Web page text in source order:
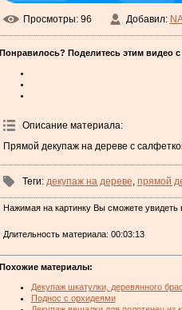
Просмотры: 96 Добавил:
Понравилось? Поделитесь этим видео
Описание материала:
Прямой декупаж на дереве с
Теги: декупаж на дереве прямой
Нажимая на картинку Вы сможете увидеть
Длительность материала: 00:03:13
Похожие материалы:
Декупаж шкатулки, деревянного
Поднос с орхидеями